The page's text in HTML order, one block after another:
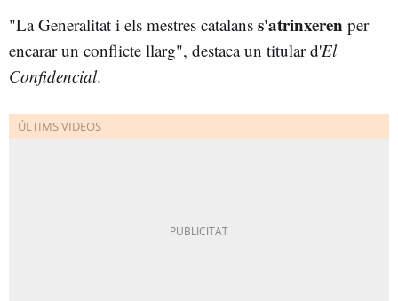
"La Generalitat i els mestres catalans s'atrinxeren per
encarar un conflicte llarg", destaca un titular d'El
Confidencial.